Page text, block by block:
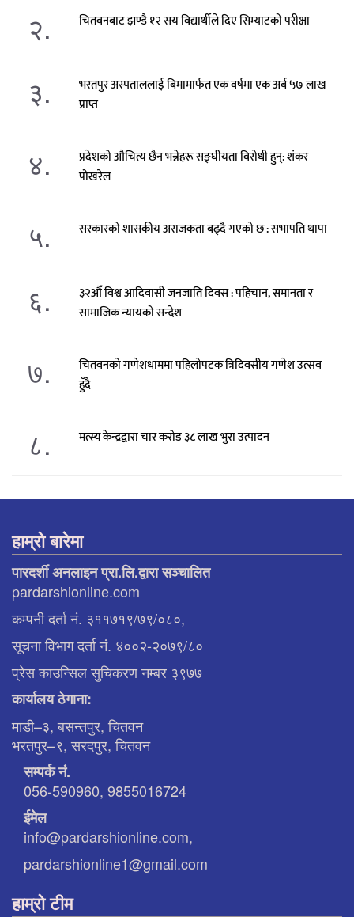
२. चितवनबाट झण्डै १२ सय विद्यार्थीले दिए सिम्याटको परीक्षा
३.
भरतपुर अस्पताललाई बिमामार्फत एक वर्षमा एक अर्ब ५७ लाख
प्राप्त
४.
प्रदेशको औचित्य छैन भन्नेहरू सङ्घीयता विरोधी हुन्: शंकर
पोखरेल
५. सरकारको शासकीय अराजकता बढ्दै गएको छ : सभापति थापा
६.
३२औँ विश्व आदिवासी जनजाति दिवस : पहिचान, समानता र
सामाजिक न्यायको सन्देश
७.
चितवनको गणेशधाममा पहिलोपटक त्रिदिवसीय गणेश उत्सव
हुँदै
८. मत्स्य केन्द्रद्वारा चार करोड ३८ लाख भुरा उत्पादन
हाम्रो बारेमा
पारदर्शी अनलाइन प्रा.लि.द्वारा सञ्चालित
pardarshionline.com
कम्पनी दर्ता नं. ३११७१९/७९/०८०,
सूचना विभाग दर्ता नं. ४००२-२०७९/८०
प्रेस काउन्सिल सुचिकरण नम्बर ३९७७
कार्यालय ठेगाना:
माडी–३, बसन्तपुर, चितवन
भरतपुर–९, सरदपुर, चितवन
सम्पर्क नं.
056-590960, 9855016724
ईमेल
info@pardarshionline.com,
pardarshionline1@gmail.com
हाम्रो टीम